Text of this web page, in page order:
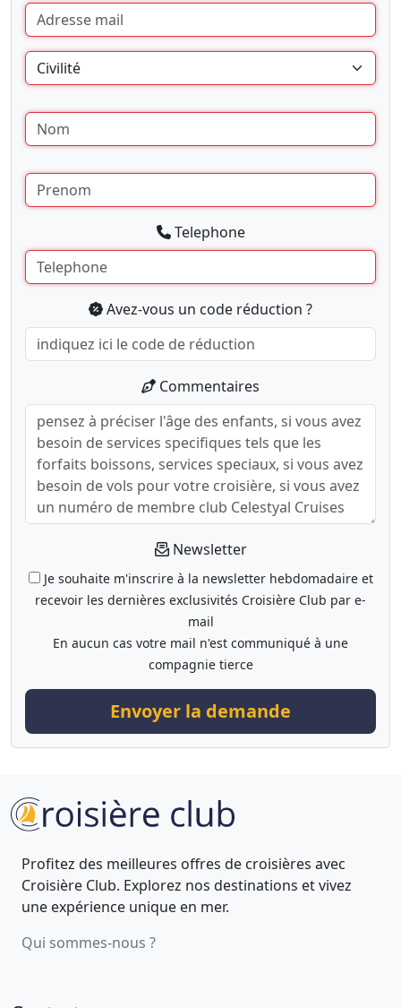
Telephone
Avez-vous un code réduction ?
Commentaires
Newsletter
Je souhaite m'inscrire à la newsletter hebdomadaire et
recevoir les dernières exclusivités Croisière Club par e-
mail
En aucun cas votre mail n'est communiqué à une
compagnie tierce
Envoyer la demande
Profitez des meilleures offres de croisières avec
Croisière Club. Explorez nos destinations et vivez
une expérience unique en mer.
Qui sommes-nous ?